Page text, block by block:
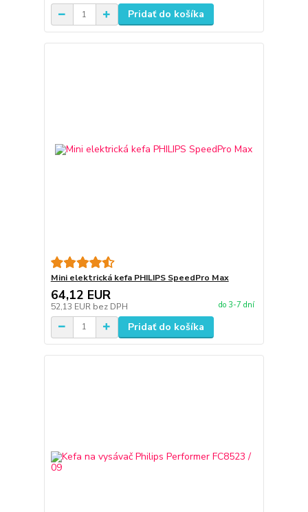
Pridať do košíka
Mini elektrická kefa PHILIPS SpeedPro Max
64,12 EUR
52,13 EUR bez DPH do 3-7 dní
Pridať do košíka